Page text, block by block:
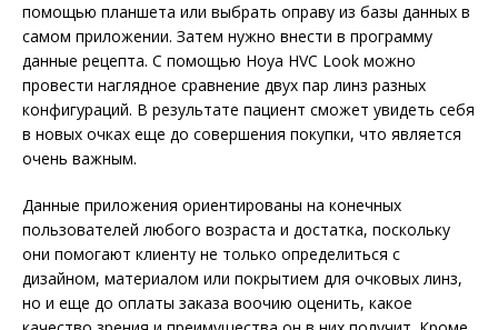
помощью планшета или выбрать оправу из базы данных в
самом приложении. Затем нужно внести в программу
данные рецепта. С помощью Hoya HVC Look можно
провести наглядное сравнение двух пар линз разных
конфигураций. В результате пациент сможет увидеть себя
в новых очках еще до совершения покупки, что является
очень важным.
Данные приложения ориентированы на конечных
пользователей любого возраста и достатка, поскольку
они помогают клиенту не только определиться с
дизайном, материалом или покрытием для очковых линз,
но и еще до оплаты заказа воочию оценить, какое